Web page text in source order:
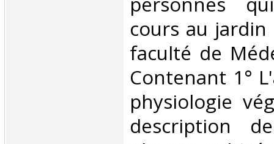
cours au
faculté de
Contenant 1°
physiologie
description